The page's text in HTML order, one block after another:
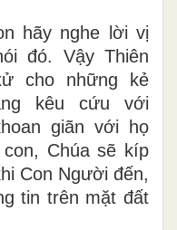
hãy nghe lời vị
đó. Vậy Thiên
cho những kẻ
kêu cứu với
giãn với họ
Chúa sẽ kíp
Con Người đến,
tin trên mặt đất